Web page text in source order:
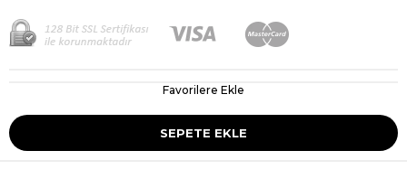
Favorilere Ekle